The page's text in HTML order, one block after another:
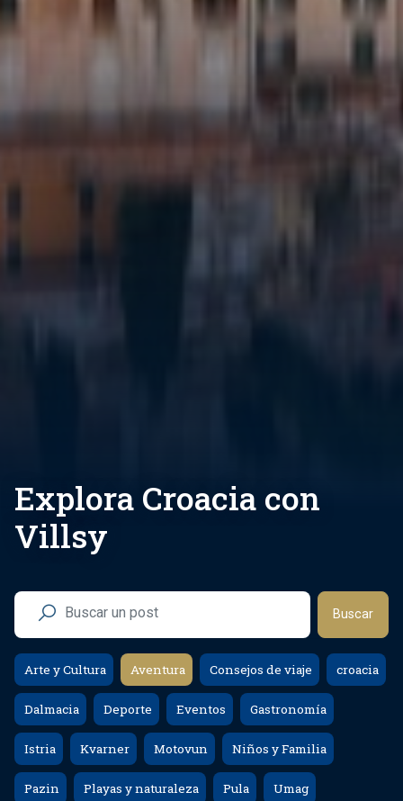
Explora Croacia con
Villsy
Buscar
Arte y Cultura Aventura Consejos de viaje croacia
Dalmacia Deporte Eventos Gastronomía
Istria Kvarner Motovun Niños y Familia
Pazin Playas y naturaleza Pula Umag